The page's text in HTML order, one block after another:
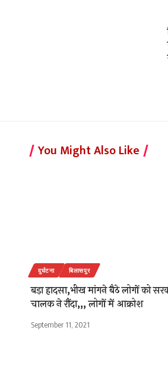
You Might Also Like
दुर्घटना बिलासपुर
बड़ा हादसा,भीख मांगने बैठे लोगों को
चालक ने रौंदा,,, लोगों में आक्रोश
September 11, 2021